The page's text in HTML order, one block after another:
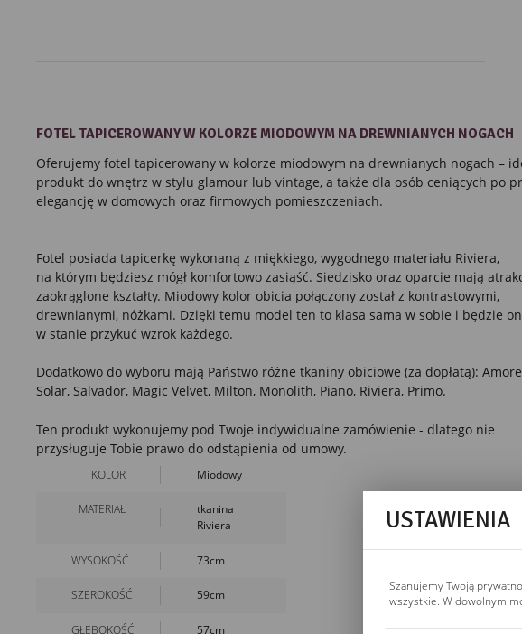
FOTEL TAPICEROWANYW KOLORZE MIODOWYMNA DREWNIANYCH NOGACH
Oferujemy fotel tapicerowany w kolorze miodowym na drewnianych nogach –
produkt do wnętrz w stylu glamour lub vintage, a także dla osób ceniących po
elegancję w domowych oraz firmowych pomieszczeniach.
Fotel posiada tapicerkę wykonaną z miękkiego, wygodnego materiału Riviera,
na którym będziesz mógł komfortowo zasiąść. Siedzisko oraz oparcie mają
zaokrąglone kształty. Miodowy kolor obicia połączony został z kontrastowymi,
drewnianymi, nóżkami. Dzięki temu model ten to klasa sama w sobie i będzie on
w stanie przykuć wzrok każdego.
Dodatkowo do wyboru mają Państwo różne tkaniny obiciowe (za dopłatą):
Solar, Salvador, Magic Velvet, Milton, Monolith, Piano, Riviera, Primo.
Ten produkt wykonujemy pod Twoje indywidualne zamówienie - dlatego nie
przysługuje Tobie prawo do odstąpienia od umowy.
KOLOR Miodowy
MATERIAŁ
tkanina
Riviera
WYSOKOŚĆ 73cm
SZEROKOŚĆ 59cm
GŁĘBOKOŚĆ 57cm
USTAWIENIA
Szanujemy Twoją
wszystkie. W dowolnym